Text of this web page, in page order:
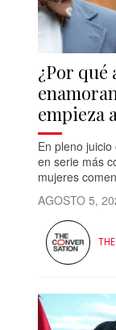
¿Por qué
empieza
En pleno
en serie más
mujeres
AGOSTO 5,